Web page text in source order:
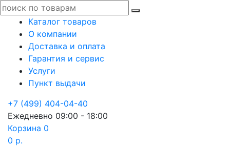
Каталог товаров
О компании
Доставка и оплата
Гарантия и сервис
Услуги
Пункт выдачи
+7 (499) 404-04-40
Ежедневно 09:00 - 18:00
Корзина 0
0 р.